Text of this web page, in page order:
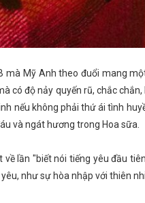
mà Mỹ Anh theo đuổi mang
có độ nảy quyến rũ, chắc
nếu không phải thứ ái tình
và ngát hương trong Hoa sữa.
về lần "biết nói tiếng yêu đầu
như sự hòa nhập với thiên